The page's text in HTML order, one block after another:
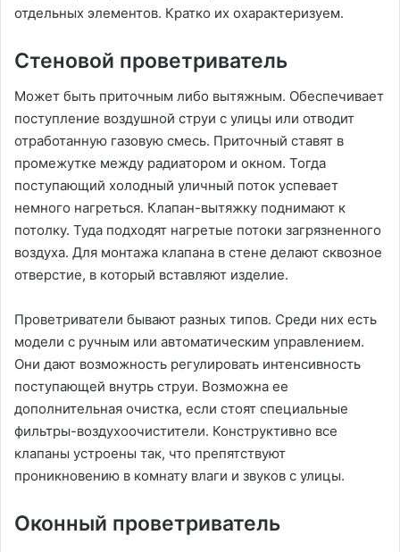
отдельных элементов. Кратко их охарактеризуем.
Стеновой проветриватель
Может быть приточным либо вытяжным. Обеспечивает
поступление воздушной струи с улицы или отводит
отработанную газовую смесь. Приточный ставят в
промежутке между радиатором и окном. Тогда
поступающий холодный уличный поток успевает
немного нагреться. Клапан-вытяжку поднимают к
потолку. Туда подходят нагретые потоки загрязненного
воздуха. Для монтажа клапана в стене делают сквозное
отверстие, в который вставляют изделие.
Проветриватели бывают разных типов. Среди них есть
модели с ручным или автоматическим управлением.
Они дают возможность регулировать интенсивность
поступающей внутрь струи. Возможна ее
дополнительная очистка, если стоят специальные
фильтры-воздухоочистители. Конструктивно все
клапаны устроены так, что препятствуют
проникновению в комнату влаги и звуков с улицы.
Оконный проветриватель